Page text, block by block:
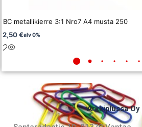
metallikierre 3:1 Nro7 A4 musta 250
€alv 0%
Arkkiplussa Oy